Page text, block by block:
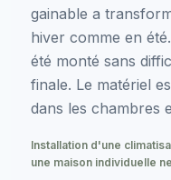
gainable a
hiver comme en
été monté sans
finale. Le matériel
dans les chambres
Installation d'une
une maison individuelle